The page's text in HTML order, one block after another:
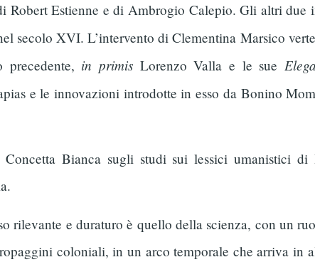
Estienne e di Ambrogio Calepio. Gli altri due
secolo XVI. L’intervento di Clementina Marsico
in primis Lorenzo Valla e le sue
e le innovazioni introdotte in esso da Bonino
Bianca sugli studi sui lessici umanistici
rilevante e duraturo è quello della scienza, con un
coloniali, in un arco temporale che arriva